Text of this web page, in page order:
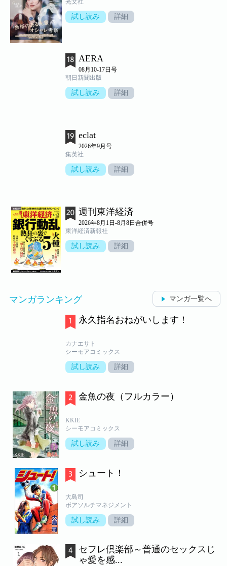
試し読み 詳細
AERA
08月10-17日号
朝日新聞出版
試し読み 詳細
eclat
2026年9月号
集英社
試し読み 詳細
週刊東洋経済
2026年8月1日-8月8日合併号
東洋経済新報社
試し読み 詳細
マンガランキング マンガ一覧へ
永久指名おねがいします！
カナエサト
シーモアコミックス
試し読み 詳細
金魚の夜（フルカラー）
KKIE
シーモアコミックス
試し読み 詳細
シュート！
大島司
ボアソルチマネジメント
試し読み 詳細
セフレ倶楽部～普通のセックスじ
ゃ愛を感...